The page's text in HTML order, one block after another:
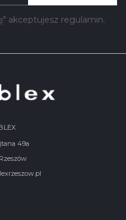
akceptujesz regulamin.
49a